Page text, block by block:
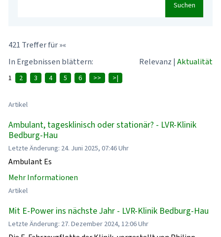
Suchen
421 Treffer für »«
In Ergebnissen blättern:
Relevanz | Aktualität
1 2 3 4 5 6 >> >|
Artikel
Ambulant, tagesklinisch oder stationär? - LVR-Klinik
Bedburg-Hau
Letzte Änderung: 24. Juni 2025, 07:46 Uhr
Ambulant Es
Mehr Informationen
Artikel
Mit E-Power ins nächste Jahr - LVR-Klinik Bedburg-Hau
Letzte Änderung: 27. Dezember 2024, 12:06 Uhr